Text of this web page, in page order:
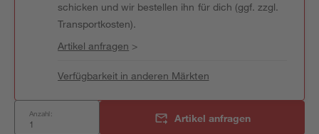
schicken und wir bestellen ihn für dich (ggf. zzgl.
Transportkosten).
Artikel anfragen >
Verfügbarkeit in anderen Märkten
Anzahl: Artikel anfragen